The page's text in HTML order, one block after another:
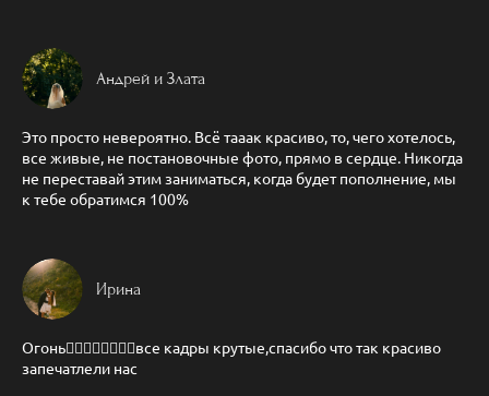
Андрей и Злата
Это просто невероятно. Всё тааак красиво, то, чего хотелось,
все живые, не постановочные фото, прямо в сердце. Никогда
не переставай этим заниматься, когда будет пополнение, мы
к тебе обратимся 100%
Ирина
Огонь❤️‍🔥❤️‍🔥❤️‍🔥❤️‍🔥все кадры крутые,спасибо что так красиво
запечатлели нас